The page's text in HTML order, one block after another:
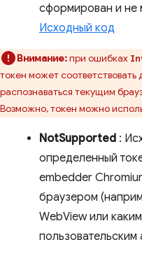
сформирован и не
Исходный код
Внимание:при ошибках
токен может
распознаваться текущим
Возможно, токен можно
NotSupported :
определенный
embedder
браузером
WebView или
пользовательским